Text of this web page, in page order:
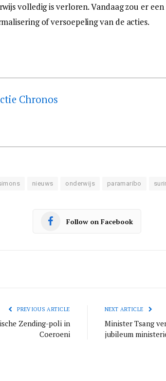
volledig is verloren. Vandaag zou er
of versoepeling van de acties.
Chronos
nieuws onderwijs paramaribo
Follow on Facebook
PREVIOUS ARTICLE
Zending-poli in
Coeroeni
NEXT ARTICLE
Minister Tsang
jubileum